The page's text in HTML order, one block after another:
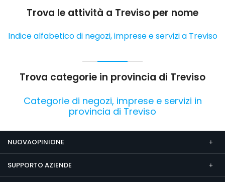
Trova le attività a Treviso per nome
Indice alfabetico di negozi, imprese e servizi a Treviso
Trova categorie in provincia di Treviso
Categorie di negozi, imprese e servizi in
provincia di Treviso
NUOVAOPINIONE
SUPPORTO AZIENDE